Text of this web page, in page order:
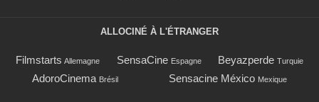
ALLOCINÉ À L'ÉTRANGER
Filmstarts Allemagne SensaCine Espagne Beyazperde Turquie
AdoroCinema Brésil Sensacine México Mexique